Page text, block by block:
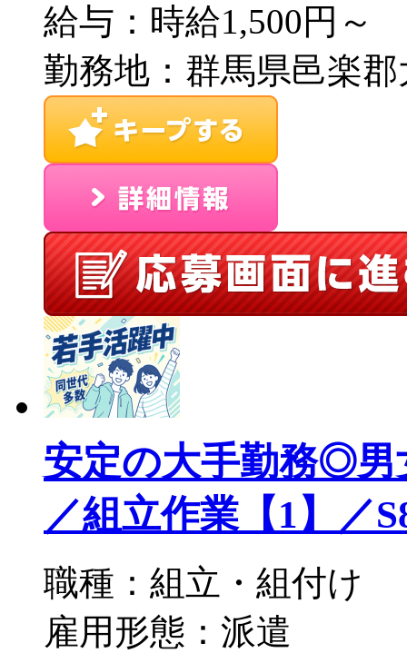
給与：時給1,500円～
勤務地：群馬県邑楽
安定の大手勤務◎男
／組立作業【1】／
職種：組立・組付け
雇用形態：派遣